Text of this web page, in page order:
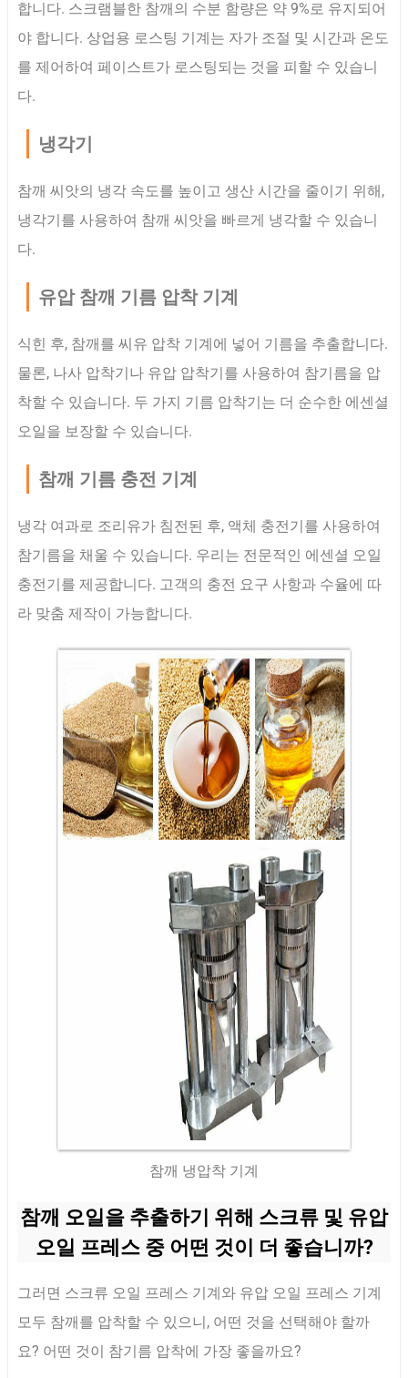
합니다. 스크램블한 참깨의 수분 함량은 약 9%로 유지되어
야 합니다. 상업용 로스팅 기계는 자가 조절 및 시간과 온도
를 제어하여 페이스트가 로스팅되는 것을 피할 수 있습니
다.
냉각기
참깨 씨앗의 냉각 속도를 높이고 생산 시간을 줄이기 위해,
냉각기를 사용하여 참깨 씨앗을 빠르게 냉각할 수 있습니
다.
유압 참깨 기름 압착 기계
식힌 후, 참깨를 씨유 압착 기계에 넣어 기름을 추출합니다.
물론, 나사 압착기나 유압 압착기를 사용하여 참기름을 압
착할 수 있습니다. 두 가지 기름 압착기는 더 순수한 에센셜
오일을 보장할 수 있습니다.
참깨 기름 충전 기계
냉각 여과로 조리유가 침전된 후, 액체 충전기를 사용하여
참기름을 채울 수 있습니다. 우리는 전문적인 에센셜 오일
충전기를 제공합니다. 고객의 충전 요구 사항과 수율에 따
라 맞춤 제작이 가능합니다.
참깨 냉압착 기계
참깨 오일을 추출하기 위해 스크류 및 유압
오일 프레스 중 어떤 것이 더 좋습니까?
그러면 스크류 오일 프레스 기계와 유압 오일 프레스 기계
모두 참깨를 압착할 수 있으니, 어떤 것을 선택해야 할까
요? 어떤 것이 참기름 압착에 가장 좋을까요?